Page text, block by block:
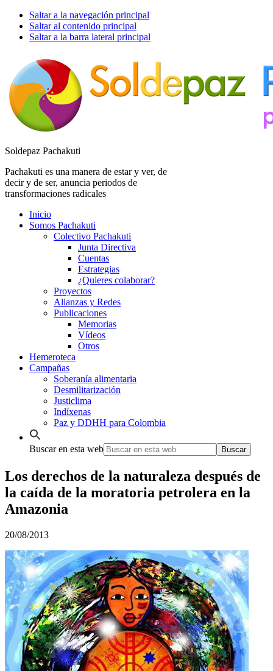
Saltar a la navegación principal
Saltar al contenido principal
Saltar a la barra lateral principal
Soldepaz Pachakuti
Pachakuti es una manera de estar y ver, de
decir y de ser, anuncia periodos de
transformaciones radicales
Inicio
Somos Pachakuti
Colectivo Pachakuti
Junta Directiva
Cuentas
Estrategias
¿Quieres colaborar?
Proyectos
Alianzas y Redes
Publicaciones
Memorias
Vídeos
Otros
Hemeroteca
Campañas
Soberanía alimentaria
Desmilitarización
Justiclima
Indíxenas
Paz y DDHH para Colombia
Buscar en esta web
Los derechos de la naturaleza después de
la caída de la moratoria petrolera en la
Amazonia
20/08/2013